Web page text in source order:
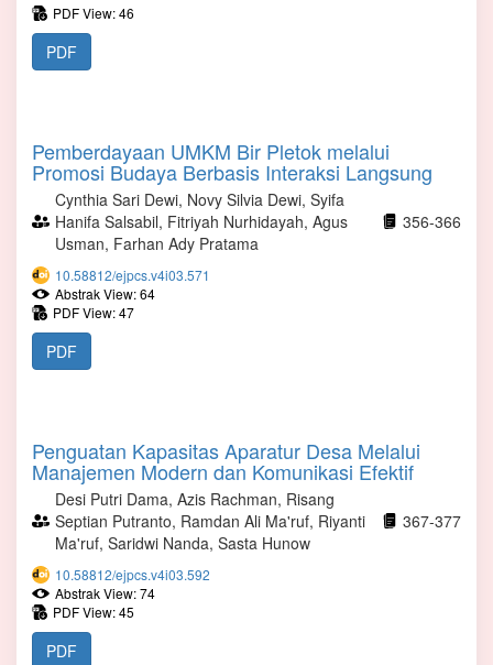
PDF View: 46
PDF
Pemberdayaan UMKM Bir Pletok melalui
Promosi Budaya Berbasis Interaksi Langsung
Cynthia Sari Dewi, Novy Silvia Dewi, Syifa
Hanifa Salsabil, Fitriyah Nurhidayah, Agus
Usman, Farhan Ady Pratama
356-366
10.58812/ejpcs.v4i03.571
Abstrak View: 64
PDF View: 47
PDF
Penguatan Kapasitas Aparatur Desa Melalui
Manajemen Modern dan Komunikasi Efektif
Desi Putri Dama, Azis Rachman, Risang
Septian Putranto, Ramdan Ali Ma'ruf, Riyanti
Ma'ruf, Saridwi Nanda, Sasta Hunow
367-377
10.58812/ejpcs.v4i03.592
Abstrak View: 74
PDF View: 45
PDF